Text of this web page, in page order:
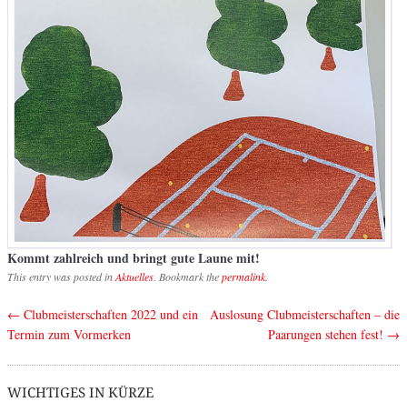
Kommt zahlreich und bringt gute Laune mit!
This entry was posted inAktuelles . Bookmark thepermalink.
Post navigation
← Clubmeisterschaften 2022 und ein
Termin zum Vormerken
Auslosung Clubmeisterschaften – die
Paarungen stehen fest! →
WICHTIGES IN KÜRZE